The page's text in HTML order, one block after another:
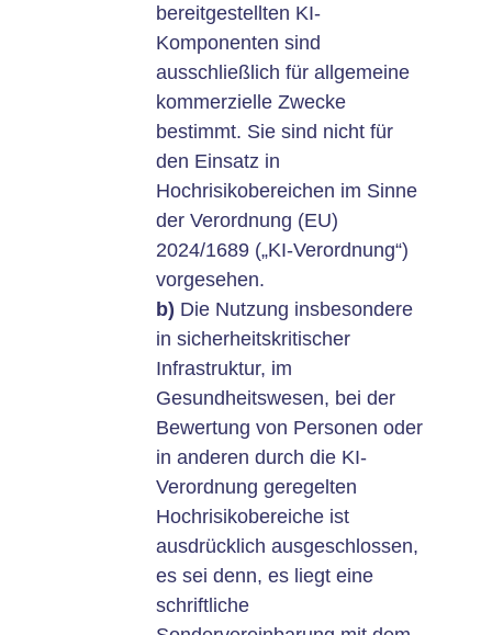
bereitgestellten KI-
Komponenten sind
ausschließlich für allgemeine
kommerzielle Zwecke
bestimmt. Sie sind nicht für
den Einsatz in
Hochrisikobereichen im Sinne
der Verordnung (EU)
2024/1689 („KI-Verordnung“)
vorgesehen.
b) Die Nutzung insbesondere
in sicherheitskritischer
Infrastruktur, im
Gesundheitswesen, bei der
Bewertung von Personen oder
in anderen durch die KI-
Verordnung geregelten
Hochrisikobereiche ist
ausdrücklich ausgeschlossen,
es sei denn, es liegt eine
schriftliche